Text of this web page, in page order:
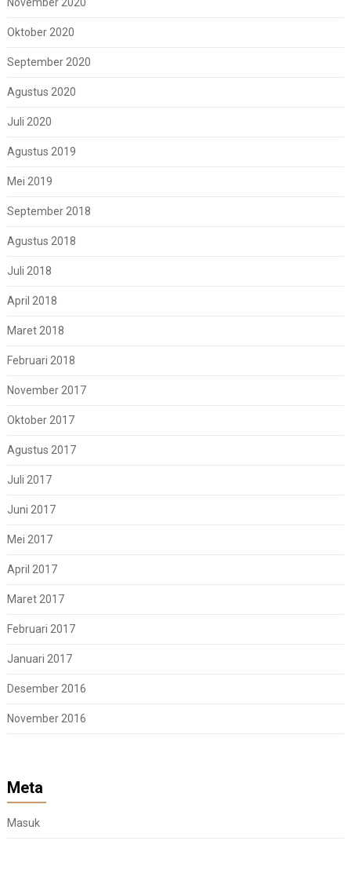
November 2020
Oktober 2020
September 2020
Agustus 2020
Juli 2020
Agustus 2019
Mei 2019
September 2018
Agustus 2018
Juli 2018
April 2018
Maret 2018
Februari 2018
November 2017
Oktober 2017
Agustus 2017
Juli 2017
Juni 2017
Mei 2017
April 2017
Maret 2017
Februari 2017
Januari 2017
Desember 2016
November 2016
Meta
Masuk